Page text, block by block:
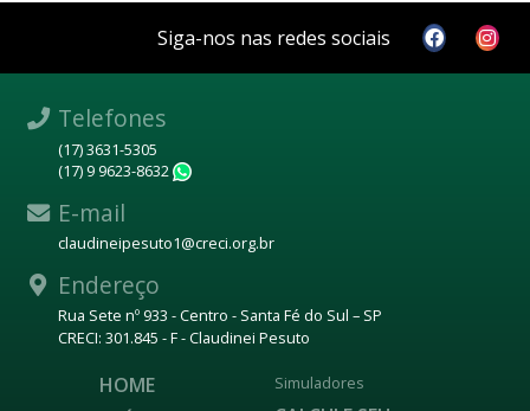
Siga-nos nas redes sociais
Telefones
(17) 3631-5305
(17) 9 9623-8632
E-mail
claudineipesuto1@creci.org.br
Endereço
Rua Sete nº 933 - Centro - Santa Fé do Sul – SP
CRECI: 301.845 - F - Claudinei Pesuto
HOME
Simuladores